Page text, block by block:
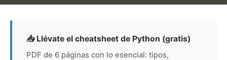
📥 Llévate el cheatsheet de Python (gratis)
PDF de 6 páginas con lo esencial: tipos,